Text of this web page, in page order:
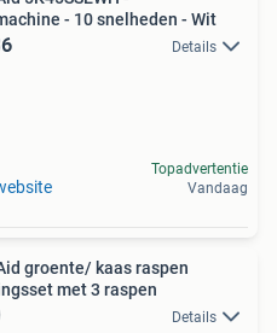
- 10 snelheden - Wit
Details
Topadvertentie
Vandaag
groente/ kaas raspen
met 3 raspen
Details